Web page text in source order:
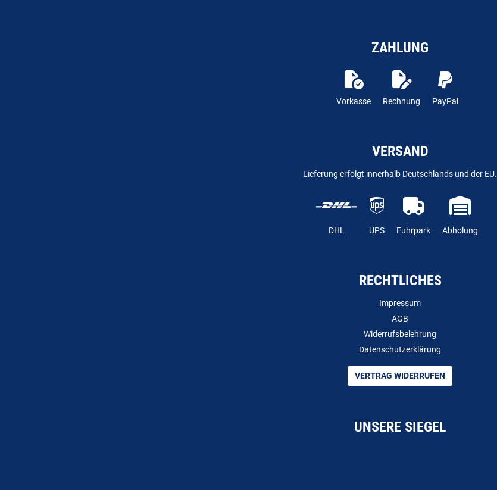
ZAHLUNG
Vorkasse Rechnung PayPal
VERSAND
Lieferung erfolgt innerhalb Deutschlands und der EU.
DHL UPS Fuhrpark Abholung
RECHTLICHES
Impressum
AGB
Widerrufsbelehrung
Datenschutzerklärung
VERTRAG WIDERRUFEN
UNSERE SIEGEL